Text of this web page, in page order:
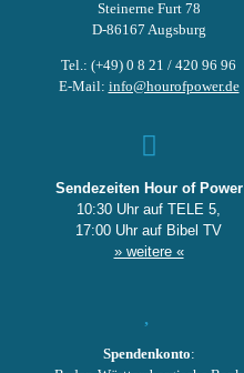
Steinerne Furt 78
D-86167 Augsburg
Tel.: (+49) 0 8 21 / 420 96 96
E-Mail: info@hourofpower.de
Sendezeiten Hour of Power
10:30 Uhr auf TELE 5,
17:00 Uhr auf Bibel TV
» weitere «
Spendenkonto: